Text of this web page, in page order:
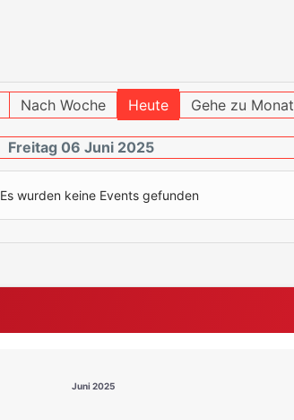
Nach Woche Heute Gehe zu Monat
Freitag 06 Juni 2025
Es wurden keine Events gefunden
Juni 2025